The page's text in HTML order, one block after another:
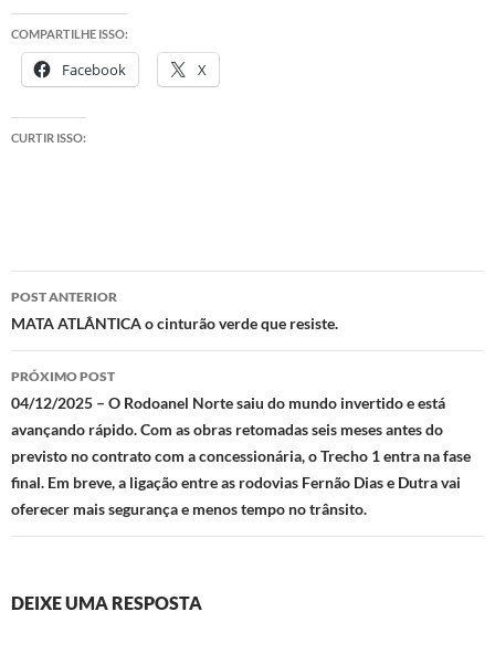
COMPARTILHE ISSO:
Facebook X
CURTIR ISSO:
Navegação
de
posts
POST ANTERIOR
MATA ATLÂNTICA o cinturão verde que resiste.
PRÓXIMO POST
04/12/2025 – O Rodoanel Norte saiu do mundo invertido e está
avançando rápido. Com as obras retomadas seis meses antes do
previsto no contrato com a concessionária, o Trecho 1 entra na fase
final. Em breve, a ligação entre as rodovias Fernão Dias e Dutra vai
oferecer mais segurança e menos tempo no trânsito.
DEIXE UMA RESPOSTA